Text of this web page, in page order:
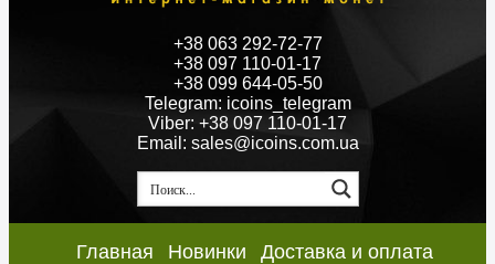
+38 063 292-72-77
+38 097 110-01-17
+38 099 644-05-50
Telegram: icoins_telegram
Viber: +38 097 110-01-17
Email: sales@icoins.com.ua
Главная Новинки
Доставка и оплата